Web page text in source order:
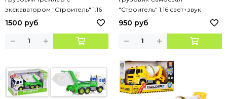
экскаватором "Строитель" 1:16
1500 руб
"Строитель" 1:16 свет+звук
950 руб